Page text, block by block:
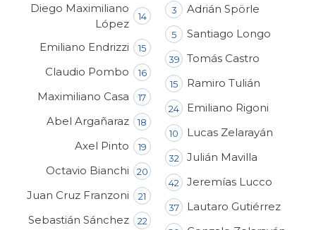
Diego Maximiliano
López
14
Emiliano Endrizzi 15
Claudio Pombo 16
Maximiliano Casa 17
Abel Argañaraz 18
Axel Pinto 19
Octavio Bianchi 20
Juan Cruz Franzoni 21
Sebastián Sánchez 22
3 Adrián Spörle
5 Santiago Longo
39 Tomás Castro
15 Ramiro Tulián
24 Emiliano Rigoni
10 Lucas Zelarayán
32 Julián Mavilla
42 Jeremías Lucco
37 Lautaro Gutiérrez